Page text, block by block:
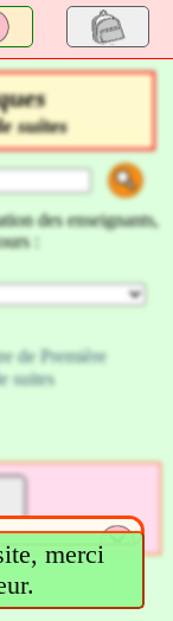
merci
suites
des enseignants,
:
de Première
suites